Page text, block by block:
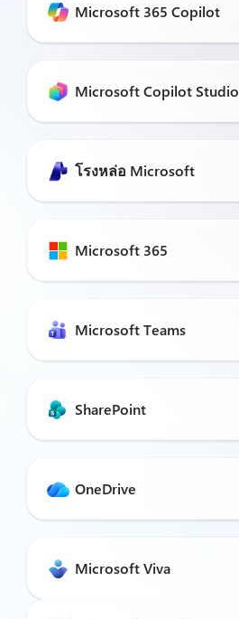
Microsoft 365 Copilot
Microsoft Copilot Studio
โรงหล่อ Microsoft
Microsoft 365
Microsoft Teams
SharePoint
OneDrive
Microsoft Viva